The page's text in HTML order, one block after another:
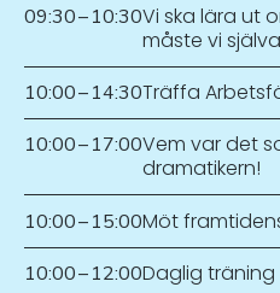
09:30–10:30Vi ska lära ut
måste vi
10:00–14:30Träffa
10:00–17:00Vem var det
dramatikern!
10:00–15:00Möt
10:00–12:00Daglig träning